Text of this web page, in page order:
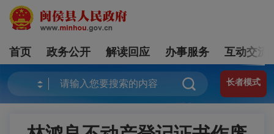
首页 政务公开 解读回应 办事服务 互动交流
长者模式